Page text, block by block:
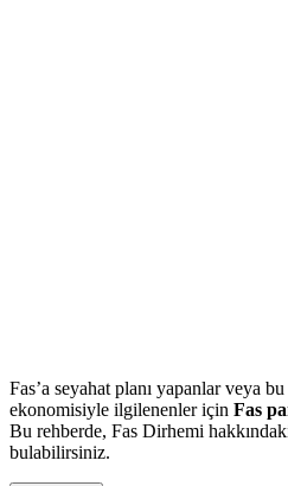
Fas’a seyahat planı yapanlar veya
ekonomisiyle ilgilenenler için Fas
Bu rehberde, Fas Dirhemi
bulabilirsiniz.